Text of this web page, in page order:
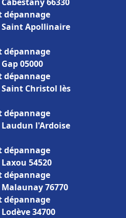
Apollinaire
05000
Christol lès
l'Ardoise
54520
76770
34700